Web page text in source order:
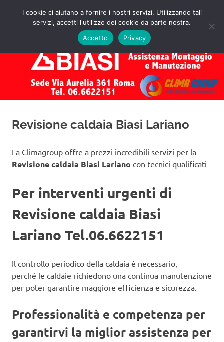
Assistenza
Caldaie
Biasi
Roma
Preventivo!
MENU
Revisione caldaia Biasi Lariano
La Climagroup offre a prezzi incredibili servizi per la
Revisione caldaia Biasi Lariano con tecnici qualificati
Per interventi urgenti di
Revisione caldaia Biasi
Lariano Tel.06.6622151
Il controllo periodico della caldaia è necessario,
perché le caldaie richiedono una continua manutenzione
per poter garantire maggiore efficienza e sicurezza.
Professionalità e competenza per
garantirvi la miglior assistenza per
I cookie ci aiutano a fornire i nostri servizi. Utilizzando tali
servizi, accetti l'utilizzo dei cookie da parte nostra.
Accetto
Privacy